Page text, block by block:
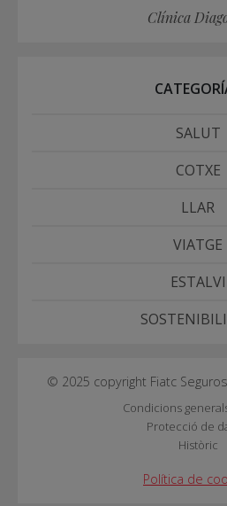
Clínica
SALUT
COTXE
LLAR
VIATGE
ESTALVI
© 2025 copyright Fiatc
Condicions
Protecció de
Històric
Política de